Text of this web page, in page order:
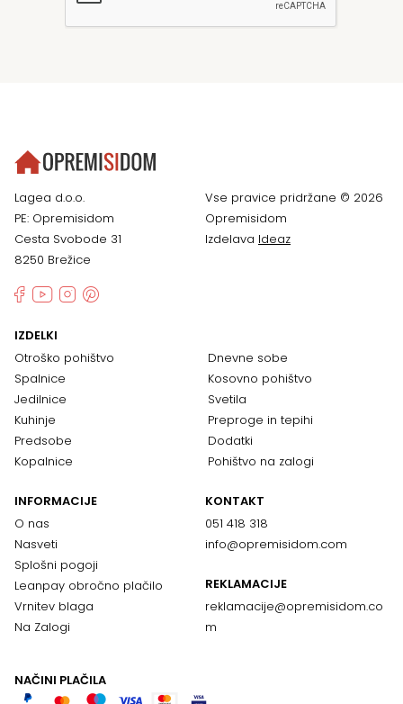
Lagea d.o.o.
PE: Opremisidom
Cesta Svobode 31
8250 Brežice
Vse pravice pridržane © 2026
Opremisidom
Izdelava Ideaz
IZDELKI
Otroško pohištvo
Spalnice
Jedilnice
Kuhinje
Predsobe
Kopalnice
Dnevne sobe
Kosovno pohištvo
Svetila
Preproge in tepihi
Dodatki
Pohištvo na zalogi
INFORMACIJE
O nas
Nasveti
Splošni pogoji
Leanpay obročno plačilo
Vrnitev blaga
Na Zalogi
KONTAKT
051 418 318
info@opremisidom.com
REKLAMACIJE
reklamacije@opremisidom.co
m
NAČINI PLAČILA